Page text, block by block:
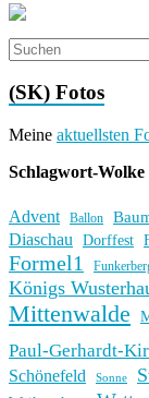
(SK) Fotos
Meine aktuellsten
Schlagwort-Wolke
Advent Ballon
Diaschau Dorffest
Formel1
Königs
Mittenwalde
Paul-Gerhardt-
Schönefeld Sonne